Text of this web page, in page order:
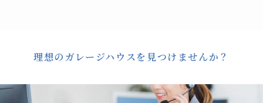
理想のガレージハウスを見つけませんか？